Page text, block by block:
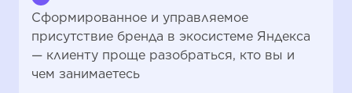
Сформированное и управляемое
присутствие бренда в экосистеме Яндекса
— клиенту проще разобраться, кто вы и
чем занимаетесь